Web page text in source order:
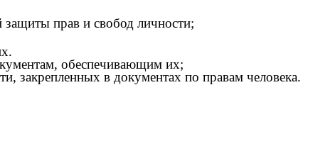
защиты прав и свобод личности;
обеспечивающим их;
закрепленных в документах по правам человека.